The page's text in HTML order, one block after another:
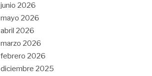
junio 2026
mayo 2026
abril 2026
marzo 2026
febrero 2026
diciembre 2025